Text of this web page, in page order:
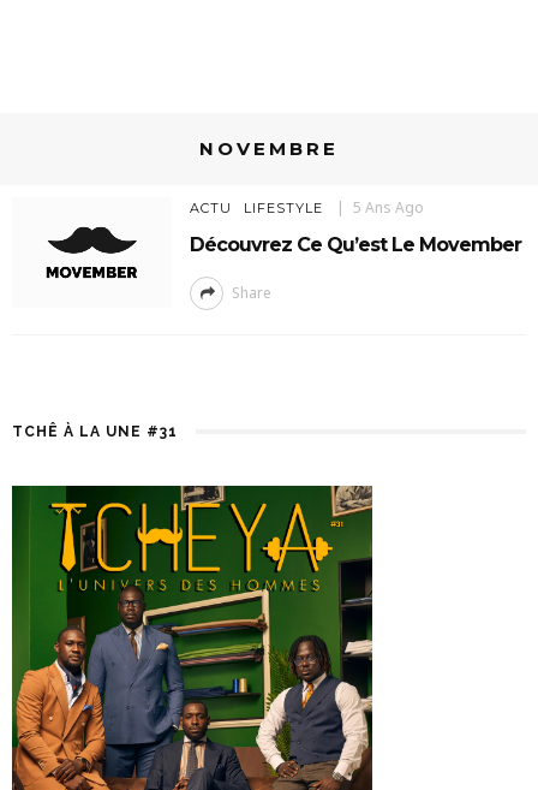
NOVEMBRE
ACTU LIFESTYLE 5 Ans Ago
Découvrez Ce Qu’est Le Movember
Share
TCHÊ À LA UNE #31